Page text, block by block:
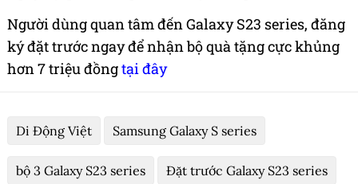
Người dùng quan tâm đến Galaxy S23 series, đăng
ký đặt trước ngay để nhận bộ quà tặng cực khủng
hơn 7 triệu đồngtại đây
Di Động Việt Samsung Galaxy S series
bộ 3 Galaxy S23 series Đặt trước Galaxy S23 series